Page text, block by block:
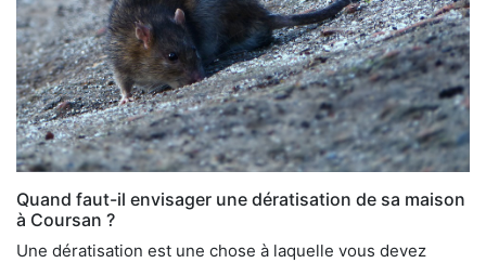
Quand faut-il envisager une dératisation de sa maison
à Coursan ?
Une dératisation est une chose à laquelle vous devez